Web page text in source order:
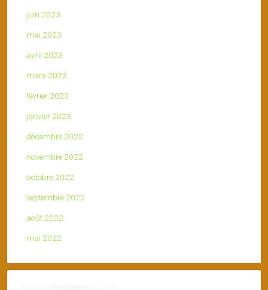
juin 2023
mai 2023
avril 2023
mars 2023
février 2023
janvier 2023
décembre 2022
novembre 2022
octobre 2022
septembre 2022
août 2022
mai 2022